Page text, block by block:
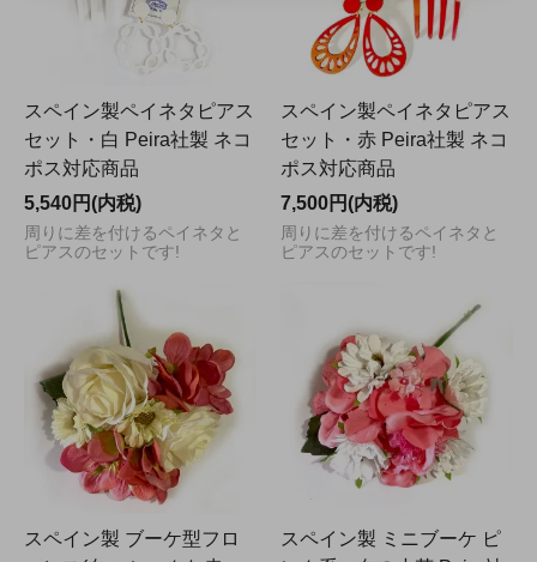
スペイン製ペイネタピアス
セット・白 Peira社製 ネコ
ポス対応商品
5,540円(内税)
周りに差を付けるペイネタと
ピアスのセットです!
スペイン製ペイネタピアス
セット・赤 Peira社製 ネコ
ポス対応商品
7,500円(内税)
周りに差を付けるペイネタと
ピアスのセットです!
スペイン製 ブーケ型フロ
スペイン製 ミニブーケ ピ